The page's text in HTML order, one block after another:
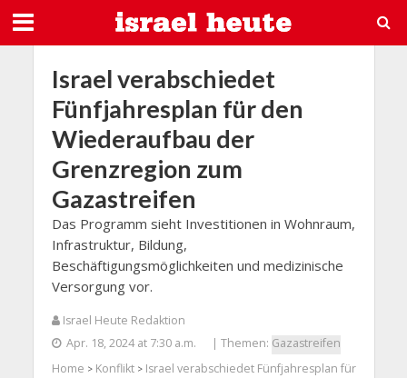
Israel verabschiedet
Fünfjahresplan für den
Wiederaufbau der
Grenzregion zum
Gazastreifen
Das Programm sieht Investitionen in Wohnraum,
Infrastruktur, Bildung,
Beschäftigungsmöglichkeiten und medizinische
Versorgung vor.
Israel Heute Redaktion
Apr. 18, 2024 at 7:30 a.m.
| Themen: Gazastreifen
Home > Konflikt> Israel verabschiedet Fünfjahresplan für